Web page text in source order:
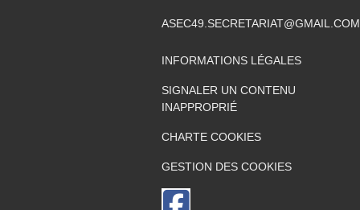
ASEC49.SECRETARIAT@GMAIL.COM
INFORMATIONS LÉGALES
SIGNALER UN CONTENU
INAPPROPRIÉ
CHARTE COOKIES
GESTION DES COOKIES